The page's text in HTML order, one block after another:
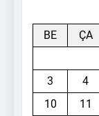
BE ÇA
3
4
10
11